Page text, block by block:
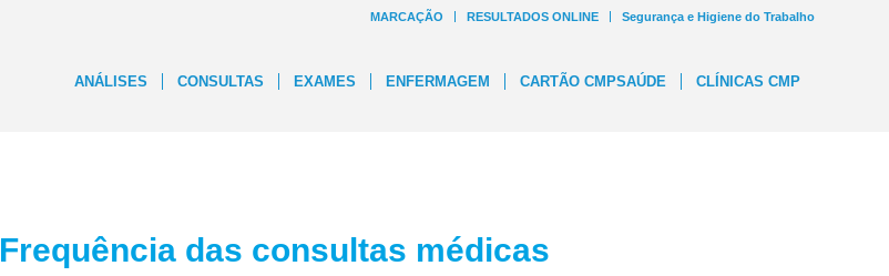
MARCAÇÃO RESULTADOS ONLINE Segurança e Higiene do Trabalho
ANÁLISES CONSULTAS EXAMES ENFERMAGEM CARTÃO CMPSAÚDE CLÍNICAS CMP
Frequência das consultas médicas